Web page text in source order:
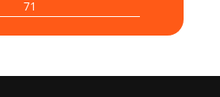
71